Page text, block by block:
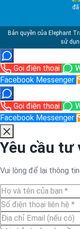
Bản quyền của Elephant
sử
Gọi điện thoại
Facebook Messenger
Gọi điện thoại
Facebook Messenger
Yêu cầu tư
Vui lòng để lại thông